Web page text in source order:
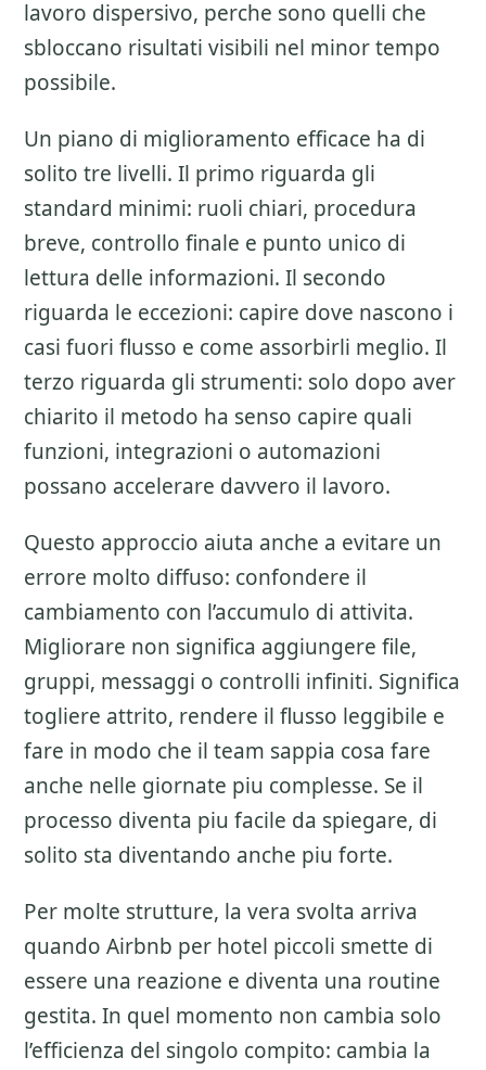
lavoro dispersivo, perche sono quelli che
sbloccano risultati visibili nel minor tempo
possibile.
Un piano di miglioramento efficace ha di
solito tre livelli. Il primo riguarda gli
standard minimi: ruoli chiari, procedura
breve, controllo finale e punto unico di
lettura delle informazioni. Il secondo
riguarda le eccezioni: capire dove nascono i
casi fuori flusso e come assorbirli meglio. Il
terzo riguarda gli strumenti: solo dopo aver
chiarito il metodo ha senso capire quali
funzioni, integrazioni o automazioni
possano accelerare davvero il lavoro.
Questo approccio aiuta anche a evitare un
errore molto diffuso: confondere il
cambiamento con l’accumulo di attivita.
Migliorare non significa aggiungere file,
gruppi, messaggi o controlli infiniti. Significa
togliere attrito, rendere il flusso leggibile e
fare in modo che il team sappia cosa fare
anche nelle giornate piu complesse. Se il
processo diventa piu facile da spiegare, di
solito sta diventando anche piu forte.
Per molte strutture, la vera svolta arriva
quando Airbnb per hotel piccoli smette di
essere una reazione e diventa una routine
gestita. In quel momento non cambia solo
l’efficienza del singolo compito: cambia la